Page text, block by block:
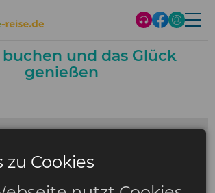
und das Glück
genießen
zu Cookies